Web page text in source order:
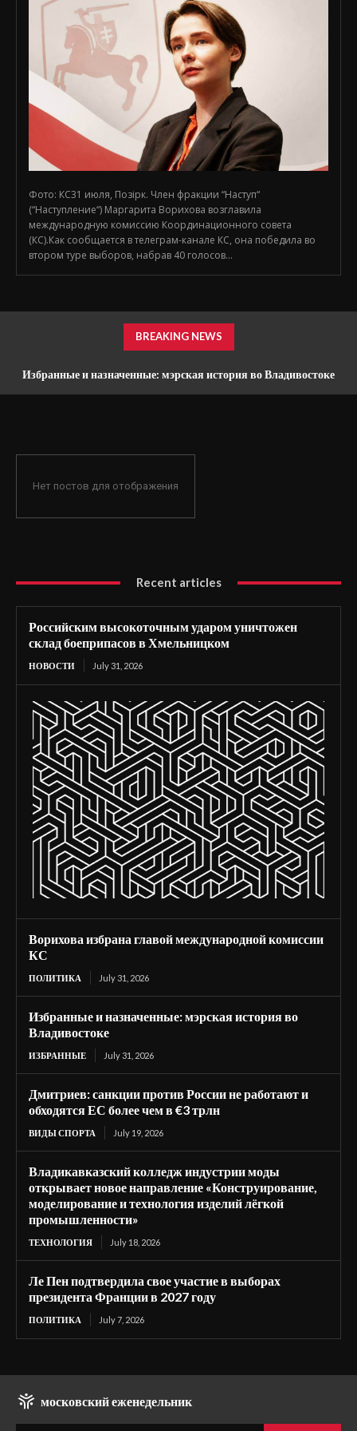
Фото: КС31 июля, Позірк. Член фракции “Наступ“
(“Наступление“) Маргарита Ворихова возглавила
международную комиссию Координационного совета
(КС).Как сообщается в телеграм-канале КС, она победила во
втором туре выборов, набрав 40 голосов...
BREAKING NEWS
Избранные и назначенные: мэрская история во Владивостоке
Нет постов для отображения
Recent articles
Российским высокоточным ударом уничтожен
склад боеприпасов в Хмельницком
НОВОСТИ July 31, 2026
Ворихова избрана главой международной комиссии
КС
ПОЛИТИКА July 31, 2026
Избранные и назначенные: мэрская история во
Владивостоке
ИЗБРАННЫЕ July 31, 2026
Дмитриев: санкции против России не работают и
обходятся ЕС более чем в €3 трлн
ВИДЫ СПОРТА July 19, 2026
Владикавказский колледж индустрии моды
открывает новое направление «Конструирование,
моделирование и технология изделий лёгкой
промышленности»
ТЕХНОЛОГИЯ July 18, 2026
Ле Пен подтвердила свое участие в выборах
президента Франции в 2027 году
ПОЛИТИКА July 7, 2026
московский еженедельник